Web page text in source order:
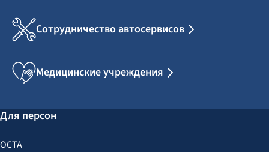
Сотрудничество автосервисов
Медицинские учреждения
Для персон
OCTA